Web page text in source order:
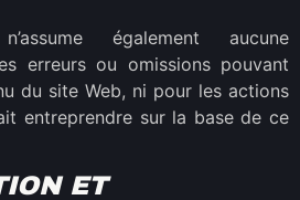
également aucune
erreurs ou omissions pouvant
du site Web, ni pour les actions
entreprendre sur la base de ce
ET